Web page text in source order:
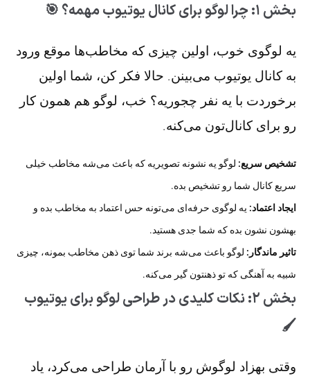
بخش ۱: چرا لوگو برای کانال یوتیوب مهمه؟ 🎯
یه لوگوی خوب، اولین چیزی که مخاطب‌ها موقع ورود
به کانال یوتیوب می‌بینن. حالا فکر کن، شما اولین
برخوردت با یه نفر چجوریه؟ خب، لوگو هم همون کار
رو برای کانال‌تون می‌کنه.
تشخیص سریع: لوگو یه نشونه تصویریه که باعث می‌شه مخاطب خیلی
سریع کانال شما رو تشخیص بده.
ایجاد اعتماد: یه لوگوی حرفه‌ای می‌تونه حس اعتماد به مخاطب بده و
بهشون نشون بده که شما جدی هستید.
تاثیر ماندگار: لوگو باعث می‌شه برند شما توی ذهن مخاطب بمونه، چیزی
شبیه به آهنگی که تو ذهنتون گیر می‌کنه.
بخش ۲: نکات کلیدی در طراحی لوگو برای یوتیوب
🖌️
وقتی بهزاد لوگوش رو با آرمان طراحی می‌کرد، یاد